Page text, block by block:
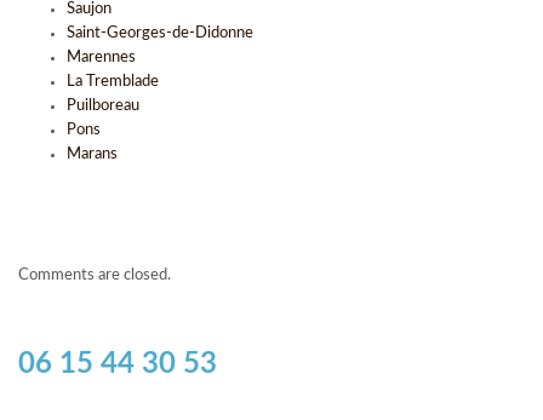
Saujon
Saint-Georges-de-Didonne
Marennes
La Tremblade
Puilboreau
Pons
Marans
Comments are closed.
06 15 44 30 53